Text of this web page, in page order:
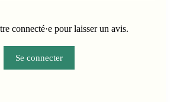
connecté·e pour laisser un avis.
Se connecter